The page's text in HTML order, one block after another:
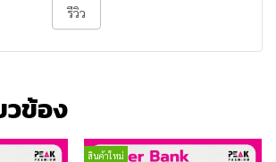
รีวิว
วข้อง
สินค้าใหม่